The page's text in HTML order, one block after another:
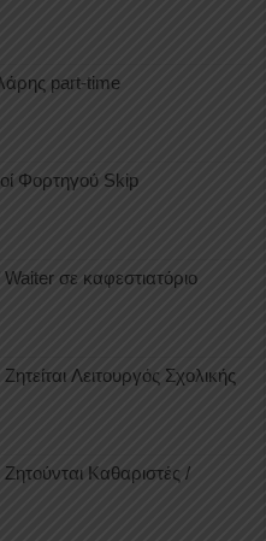
part-time
Φορτηγού Skip
Waiter σε καφεστιατόριο
Λειτουργός Σχολικής
Καθαριστές /